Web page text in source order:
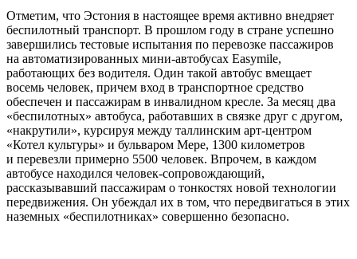
Отметим, что Эстония в настоящее время активно внедряет
беспилотный транспорт. В прошлом году в стране успешно
завершились тестовые испытания по перевозке пассажиров
на автоматизированных мини-автобусах Easymile,
работающих без водителя. Один такой автобус вмещает
восемь человек, причем вход в транспортное средство
обеспечен и пассажирам в инвалидном кресле. За месяц два
«беспилотных» автобуса, работавших в связке друг с другом,
«накрутили», курсируя между таллинским арт-центром
«Котел культуры» и бульваром Мере, 1300 километров
и перевезли примерно 5500 человек. Впрочем, в каждом
автобусе находился человек-сопровождающий,
рассказывавший пассажирам о тонкостях новой технологии
передвижения. Он убеждал их в том, что передвигаться в этих
наземных «беспилотниках» совершенно безопасно.